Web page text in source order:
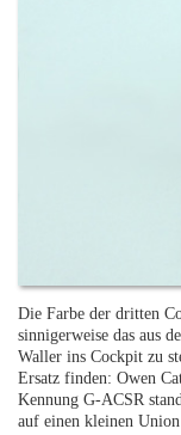
Die Farbe der dritten
sinnigerweise das aus
Waller ins Cockpit zu
Ersatz finden: Owen
Kennung G-ACSR
auf einen kleinen Union